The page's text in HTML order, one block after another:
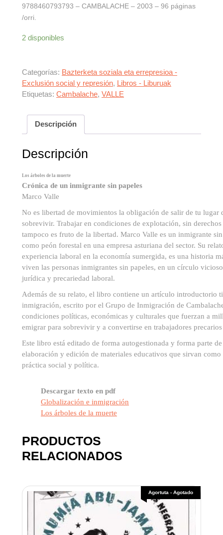
9788460793793 – CAMBALACHE – 2003 – 96 páginas
/orri.
2 disponibles
Categorías: Bazterketa soziala eta errepresioa -
Exclusión social y represión, Libros - Liburuak
Etiquetas: Cambalache, VALLE
Descripción
Descripción
Los árboles de la muerte
Crónica de un inmigrante sin papeles
Marco Valle
No es libertad de movimientos la obligación de salir de tu lugar
sobrevivir. Trabajar en condiciones de explotación, sin
tampoco es fruto de la libertad. Marco Valle es un inmigrante
como peón forestal en una empresa asturiana del sector. Su
experiencia laboral en la economía sumergida, es una historia
viven las personas inmigrantes sin papeles, en un círculo
jurídica y precariedad laboral.
Además de su relato, el libro contiene un artículo introductorio
inmigración, escrito por el Grupo de Inmigración de
condiciones políticas, económicas y culturales que fuerzan a
emigrar para sobrevivir y a convertirse en trabajadores
Este libro está editado de forma autogestionada y forma parte
elaboración y edición de materiales educativos que sirvan como
práctica social y política.
Descargar texto en pdf
Globalización e inmigración
Los árboles de la muerte
PRODUCTOS
RELACIONADOS
Agortuta - Agotado